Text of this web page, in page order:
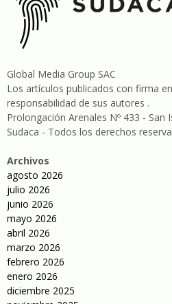
Global Media Group SAC
Los artículos publicados con firma
responsabilidad de sus autores .
Prolongación Arenales Nº 433 - San
Sudaca - Todos los derechos
Archivos
agosto 2026
julio 2026
junio 2026
mayo 2026
abril 2026
marzo 2026
febrero 2026
enero 2026
diciembre 2025